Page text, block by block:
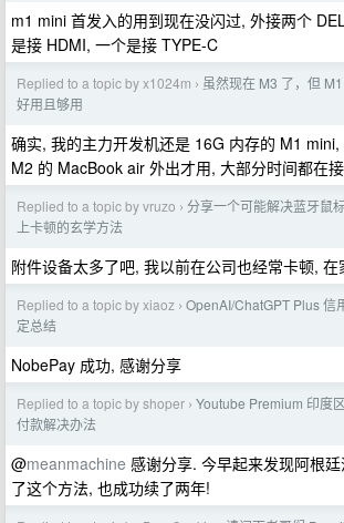
m1 mini 首发入的用到现在没闪过, 外接两个
是接 HDMI, 一个是接 TYPE-C
Replied to a topic by x1024m › 虽然现在 M3 了，但
好用且够用
确实, 我的主力开发机还是 16G 内存的 M1 mini,
M2 的 MacBook air 外出才用, 大部分时间都在
Replied to a topic by vruzo › 分享一个可能解决蓝牙鼠
上卡顿的玄学方法
附件设备太多了吧, 我以前在公司也经常卡顿,
Replied to a topic by xiaoz › OpenAI/ChatGPT Plus 信
定总结
NobePay 成功, 感谢分享
Replied to a topic by shoper › Youtube Premium 印度
付款解决办法
@meanmachine 感谢分享. 今早起来发现阿根
了这个方法, 也成功续了两年!